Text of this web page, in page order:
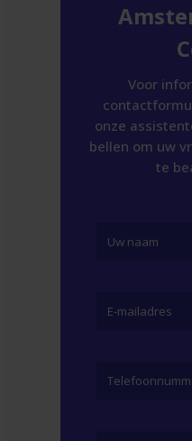
Voor
onze
bellen om uw
te